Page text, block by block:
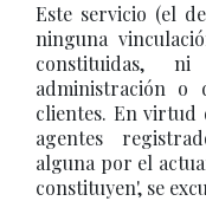
Este servicio (el
ninguna
constituidas,
administración o
clientes. En virtud
agentes
alguna por el
constituyen', se